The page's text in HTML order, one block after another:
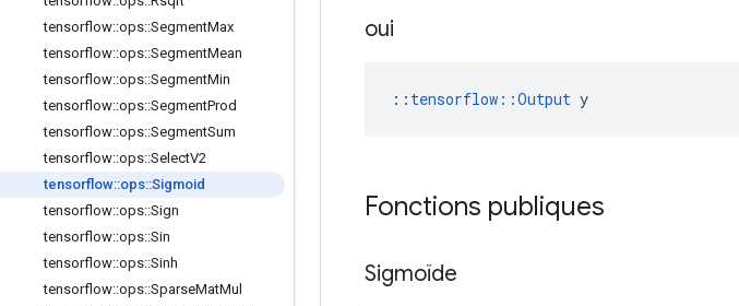
tensorflow::ops::SegmentMax
tensorflow::ops::SegmentMean
tensorflow::ops::SegmentMin
tensorflow::ops::SegmentProd
tensorflow::ops::SegmentSum
tensorflow::ops::SelectV2
tensorflow::ops::Sigmoid
tensorflow::ops::Sign
tensorflow::ops::Sin
tensorflow::ops::Sinh
tensorflow::ops::SparseMatMul
oui
:: tensorflow::Output y
Fonctions publiques
Sigmoïde